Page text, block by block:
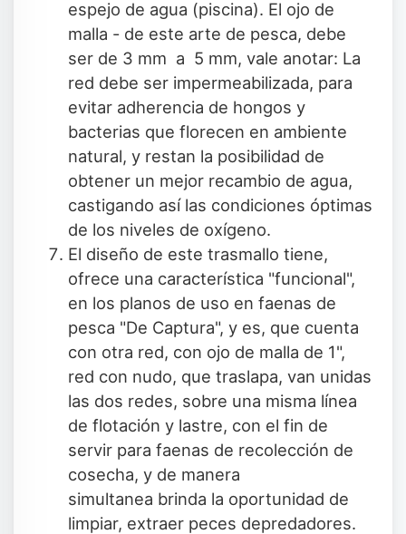
espejo de agua (piscina). El ojo de
malla - de este arte de pesca, debe
ser de 3 mm a 5 mm, vale anotar: La
red debe ser impermeabilizada, para
evitar adherencia de hongos y
bacterias que florecen en ambiente
natural, y restan la posibilidad de
obtener un mejor recambio de agua,
castigando así las condiciones óptimas
de los niveles de oxígeno.
El diseño de este trasmallo tiene,
ofrece una característica "funcional",
en los planos de uso en faenas de
pesca "De Captura", y es, que cuenta
con otra red, con ojo de malla de 1",
red con nudo, que traslapa, van unidas
las dos redes, sobre una misma línea
de flotación y lastre, con el fin de
servir para faenas de recolección de
cosecha, y de manera
simultanea brinda la oportunidad de
limpiar, extraer peces depredadores.